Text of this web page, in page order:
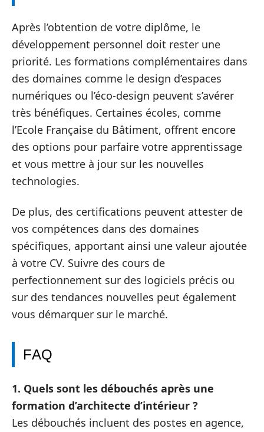
Après l’obtention de votre diplôme, le
développement personnel doit rester une
priorité. Les formations complémentaires dans
des domaines comme le design d’espaces
numériques ou l’éco-design peuvent s’avérer
très bénéfiques. Certaines écoles, comme
l’Ecole Française du Bâtiment, offrent encore
des options pour parfaire votre apprentissage
et vous mettre à jour sur les nouvelles
technologies.
De plus, des certifications peuvent attester de
vos compétences dans des domaines
spécifiques, apportant ainsi une valeur ajoutée
à votre CV. Suivre des cours de
perfectionnement sur des logiciels précis ou
sur des tendances nouvelles peut également
vous démarquer sur le marché.
FAQ
1. Quels sont les débouchés après une
formation d’architecte d’intérieur ?
Les débouchés incluent des postes en agence,